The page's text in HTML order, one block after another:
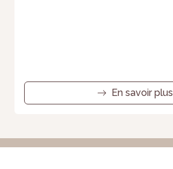
En savoir plus